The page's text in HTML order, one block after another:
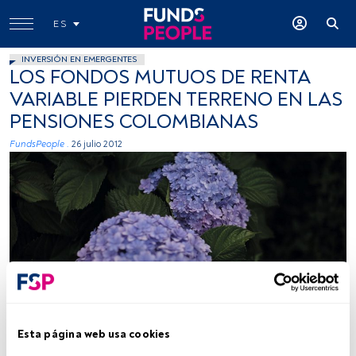
Esta página web usa cookies
ES
INVERSIÓN EN EMERGENTES
LOS FONDOS MUTUOS DE RENTA
VARIABLE PIERDEN TERRENO EN LAS
PENSIONES COLOMBIANAS
FundsPeople . 26 julio 2012